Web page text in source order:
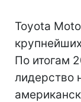
Toyota
По итогам
лидерство